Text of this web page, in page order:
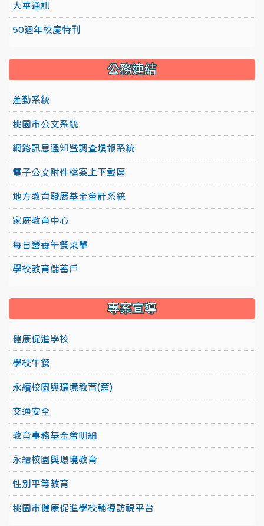
大華通訊
50週年校慶特刊
公務連結
差勤系統
桃園市公文系統
網路訊息通知暨調查填報系統
電子公文附件檔案上下載區
地方教育發展基金會計系統
家庭教育中心
每日營養午餐菜單
學校教育儲蓄戶
專案宣導
健康促進學校
學校午餐
永續校園與環境教育(舊)
交通安全
教育事務基金會明細
永續校園與環境教育
性別平等教育
桃園市健康促進學校輔導訪視平台